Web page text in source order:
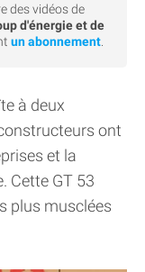
des vidéos de
d'énergie et de
un abonnement
à deux
ont
et la
Cette GT 53
plus musclées